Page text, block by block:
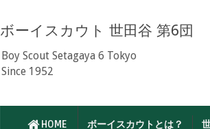
ボーイスカウト 世田谷 第6団
Boy Scout Setagaya 6 Tokyo
Since 1952
HOME ボーイスカウトとは？